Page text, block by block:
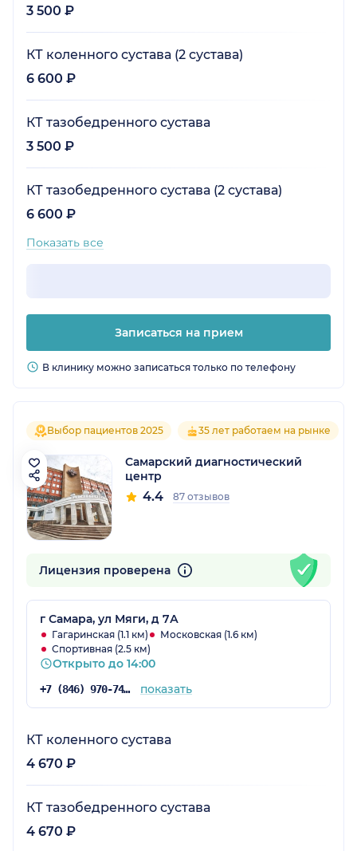
3 500 ₽
КТ коленного сустава (2 сустава)
6 600 ₽
КТ тазобедренного сустава
3 500 ₽
КТ тазобедренного сустава (2 сустава)
6 600 ₽
Показать все
Записаться на прием
В клинику можно записаться только по телефону
Выбор пациентов 2025 35 лет работаем на рынке
Самарский диагностический
центр
4.4 87 отзывов
Лицензия проверена
г Самара, ул Мяги, д 7А
Гагаринская (1.1 км)
Московская (1.6 км)
Спортивная (2.5 км)
Открыто до 14:00
+7 (846) 970-74-29 показать
КТ коленного сустава
4 670 ₽
КТ тазобедренного сустава
4 670 ₽